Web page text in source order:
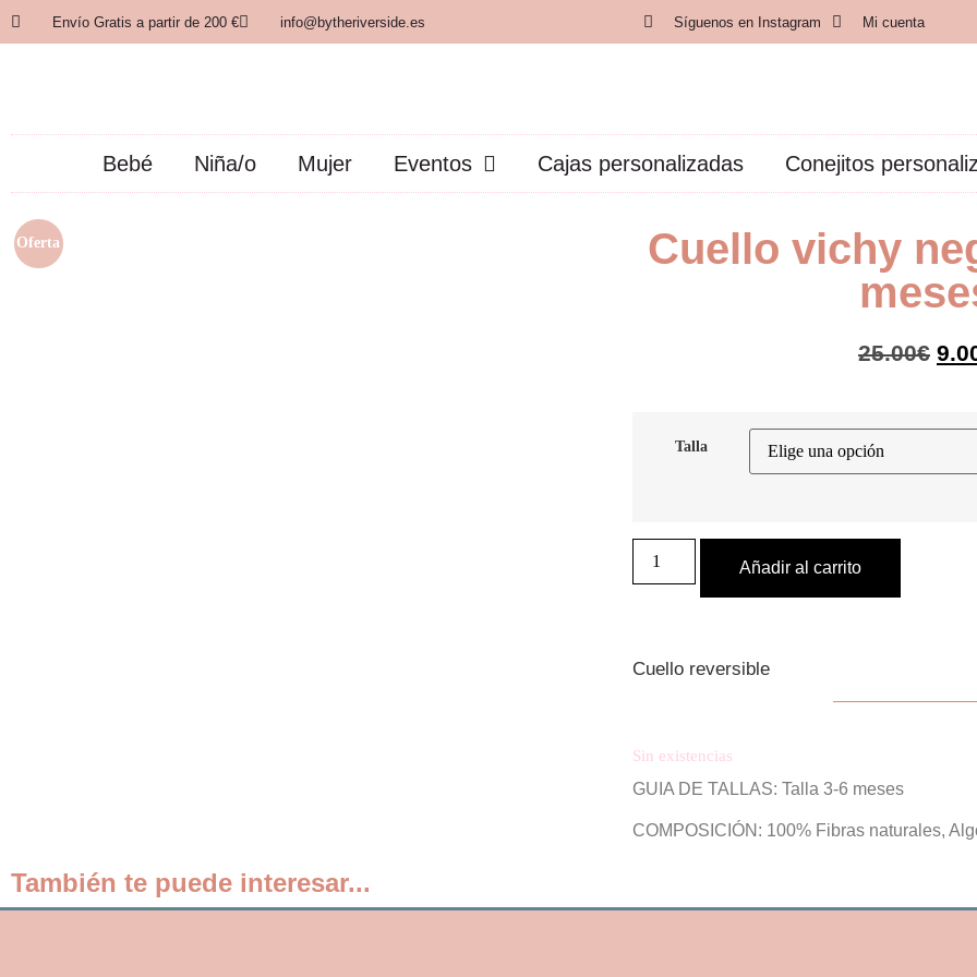
Envío Gratis a partir de 200 € info@bytheriverside.es Síguenos en Instagram Mi cuenta
Bebé Niña/o Mujer Eventos Cajas personalizadas Conejitos
Oferta
Cuello vichy
25.00€
Talla
Añadir al carrito
Cuello reversible
Sin existencias
GUIA DE TALLAS: Talla 3-6 meses
COMPOSICIÓN: 100% Fibras naturales,
También te puede interesar...